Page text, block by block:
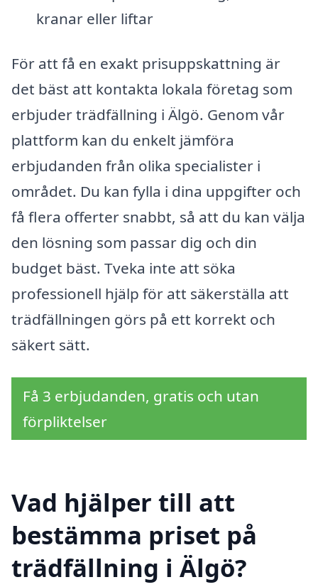
kranar eller liftar
För att få en exakt prisuppskattning är
det bäst att kontakta lokala företag som
erbjuder trädfällning i Älgö. Genom vår
plattform kan du enkelt jämföra
erbjudanden från olika specialister i
området. Du kan fylla i dina uppgifter och
få flera offerter snabbt, så att du kan välja
den lösning som passar dig och din
budget bäst. Tveka inte att söka
professionell hjälp för att säkerställa att
trädfällningen görs på ett korrekt och
säkert sätt.
Få 3 erbjudanden, gratis och utan
förpliktelser
Vad hjälper till att
bestämma priset på
trädfällning i Älgö?